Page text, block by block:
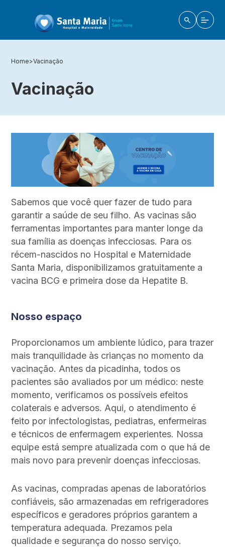
Home>Vacinação
Vacinação
Sabemos que você quer fazer de tudo para
garantir a saúde de seu filho. As vacinas são
ferramentas importantes para manter longe da
sua família as doenças infecciosas. Para os
récem-nascidos no Hospital e Maternidade
Santa Maria, disponibilizamos gratuitamente a
vacina BCG e primeira dose da Hepatite B.
Nosso espaço
Proporcionamos um ambiente lúdico, para trazer
mais tranquilidade às crianças no momento da
vacinação. Antes da picadinha, todos os
pacientes são avaliados por um médico: neste
momento, verificamos os possíveis efeitos
colaterais e adversos. Aqui, o atendimento é
feito por infectologistas, pediatras, enfermeiras
e técnicos de enfermagem experientes. Nossa
equipe está sempre atualizada com o que há de
mais novo para prevenir doenças infecciosas.
As vacinas, compradas apenas de laboratórios
confiáveis, são armazenadas em refrigeradores
específicos e geradores próprios garantem a
temperatura adequada. Prezamos pela
qualidade e segurança do nosso serviço.